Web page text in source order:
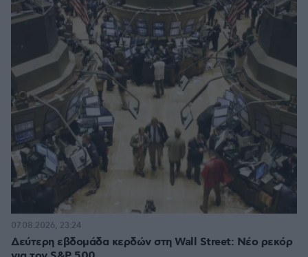
Δεύτερη εβδομάδα κερδών στη Wall Street: Νέο ρεκόρ
07.08.2026, 23:24